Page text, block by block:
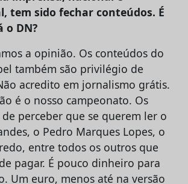
tem sido fechar conteúdos. É
o DN?
a opinião. Os conteúdos do
também são privilégio de
acredito em jornalismo grátis.
é o nosso campeonato. Os
perceber que se querem ler o
o Pedro Marques Lopes, o
entre todos os outros que
pagar. É pouco dinheiro para
Um euro, menos até na versão